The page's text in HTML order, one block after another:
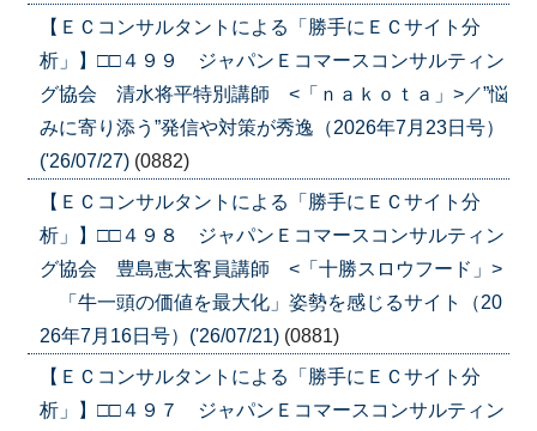
【ＥＣコンサルタントによる「勝手にＥＣサイト分
析」】□□４９９ ジャパンＥコマースコンサルティン
グ協会 清水将平特別講師 <「ｎａｋｏｔａ」>／”悩
みに寄り添う”発信や対策が秀逸（2026年7月23日号）
('26/07/27) (0882)
【ＥＣコンサルタントによる「勝手にＥＣサイト分
析」】□□４９８ ジャパンＥコマースコンサルティン
グ協会 豊島恵太客員講師 <「十勝スロウフード」>
「牛一頭の価値を最大化」姿勢を感じるサイト（20
26年7月16日号）('26/07/21) (0881)
【ＥＣコンサルタントによる「勝手にＥＣサイト分
析」】□□４９７ ジャパンＥコマースコンサルティン